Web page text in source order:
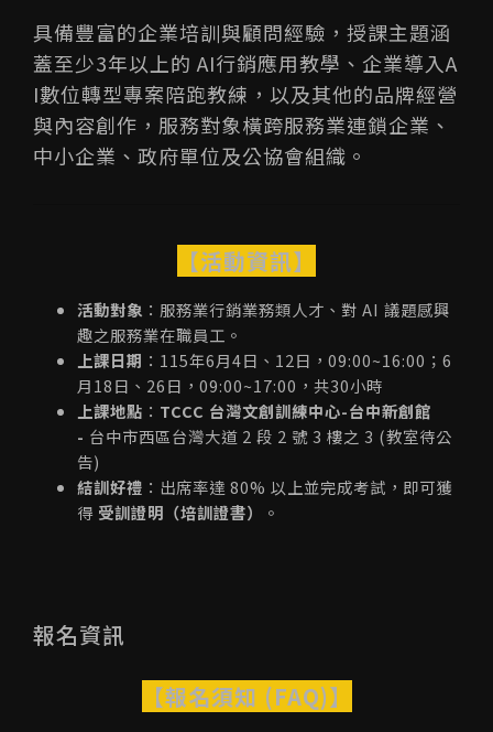
具備豐富的企業培訓與顧問經驗，授課主題涵
蓋至少3年以上的 AI行銷應用教學、企業導入A
I數位轉型專案陪跑教練，以及其他的品牌經營
與內容創作，服務對象橫跨服務業連鎖企業、
中小企業、政府單位及公協會組織。
【活動資訊】
活動對象 ：服務業行銷業務類人才、對 AI 議題感興
趣之服務業在職員工。
上課日期 ：115年6月4日、12日，09:00~16:00；6
月18日、26日，09:00~17:00，共30小時
上課地點 ： TCCC 台灣文創訓練中心-台中新創館
- 台中市西區台灣大道 2 段 2 號 3 樓之 3 (教室待公
告)
結訓好禮 ：出席率達 80% 以上並完成考試，即可獲
得 受訓證明（培訓證書） 。
報名資訊
【報名須知 (FAQ)】